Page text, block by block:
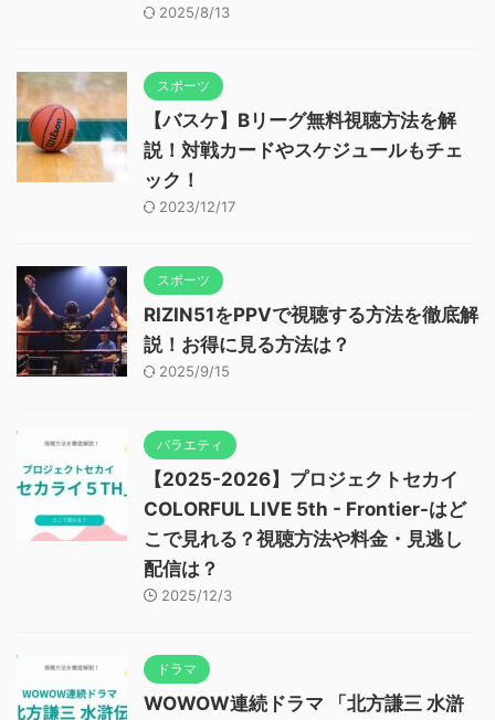
2025/8/13
スポーツ
【バスケ】Bリーグ無料視聴方法を解
説！対戦カードやスケジュールもチェ
ック！
2023/12/17
スポーツ
RIZIN51をPPVで視聴する方法を徹底解
説！お得に見る方法は？
2025/9/15
バラエティ
【2025-2026】プロジェクトセカイ
COLORFUL LIVE 5th - Frontier-はど
こで見れる？視聴方法や料金・見逃し
配信は？
2025/12/3
ドラマ
WOWOW連続ドラマ 「北方謙三 水滸